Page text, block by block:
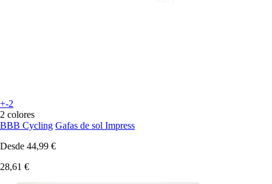
+-2
2 colores
BBB Cycling Gafas de sol Impress
Desde 44,99 €
28,61 €